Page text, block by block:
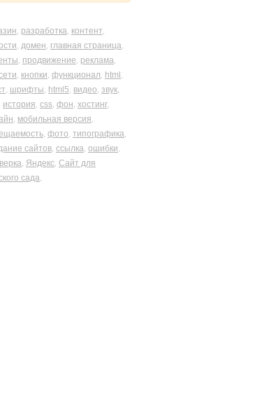
разработка контент
домен главная страница
продвижение реклама
кнопки функционал html
шрифты html5 видео звук
история css фон хостинг
мобильная версия
фото типографика
сайтов ссылка ошибки
Яндекс Сайт для
сада